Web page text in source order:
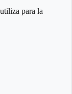
para la